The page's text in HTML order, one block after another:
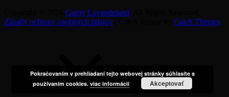
Gamy Lavandeland
Zásady ochrany osobných údajov
Catch Themes
Pokračovaním v prehliadaní tejto webovej stránky súhlasíte s
používaním cookies.viac informácií Akceptovať